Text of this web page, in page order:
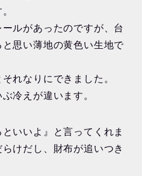
ルがあったのですが、台
思い薄地の黄色い生地で
れなりにできました。
冷えが違います。
いいよ』と言ってくれま
けだし、財布が追いつき